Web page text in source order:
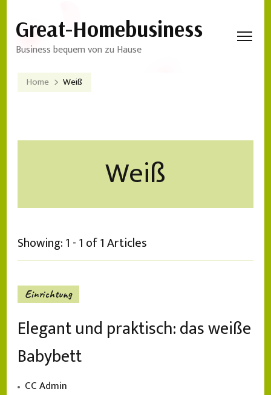
Great-Homebusiness
Business bequem von zu Hause
Home Weiß
Weiß
Showing: 1 - 1 of 1 Articles
Einrichtung
Elegant und praktisch: das weiße
Babybett
CC Admin